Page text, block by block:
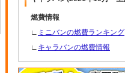
燃費情報
∟ ミニバンの燃費ランキング
∟ キャラバンの燃費情報